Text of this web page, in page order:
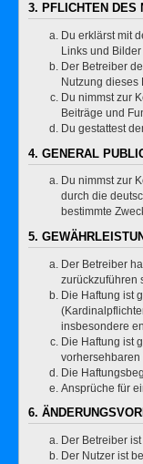
3. PFLICHTEN DES
Du erklärst mit
Links und Bilder
Der Betreiber
Nutzung dieses
Du nimmst zur
Beiträge und
Du gestattest
4. GENERAL
Du nimmst zur
durch die
bestimmte
5.
Der Betreiber
zurückzuführen
Die Haftung ist
insbesondere
Die Haftung ist
vorhersehbaren
Die
Ansprüche für
6.
Der Betreiber
Der Nutzer ist